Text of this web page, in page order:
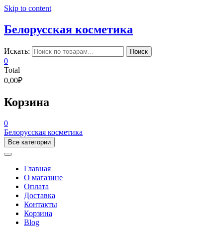
Skip to content
Белорусская косметика
Искать: Поиск
0
Total
0,00₽
Корзина
0
Белорусская косметика
Все категории
Главная
О магазине
Оплата
Доставка
Контакты
Корзина
Blog